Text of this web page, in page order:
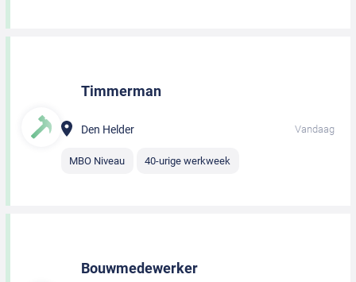
Timmerman
Den Helder Vandaag
MBO Niveau 40-urige werkweek
Bouwmedewerker